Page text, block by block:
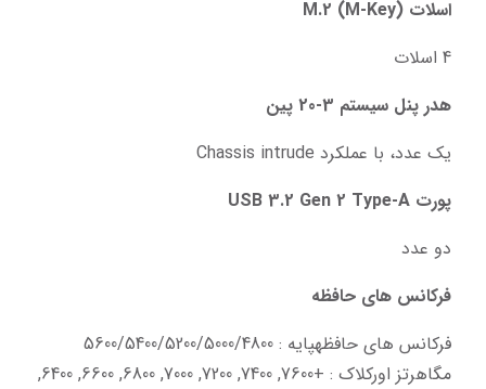
اسلات M.2 (M-Key)
4 اسلات
هدر پنل سیستم 3-20 پین
یک عدد، با عملکرد Chassis intrude
پورت USB 3.2 Gen 2 Type-A
دو عدد
فرکانس های حافظه